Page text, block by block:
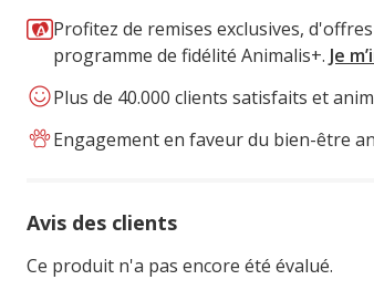
Profitez de remises exclusives,
programme de fidélité Animalis+. Je
Plus de 40.000 clients satisfaits et
Engagement en faveur du bien-être
Avis des clients
Ce produit n'a pas encore été évalué.